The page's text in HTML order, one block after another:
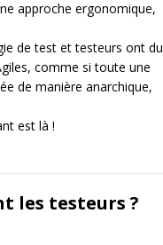
approche ergonomique,
de test et testeurs ont du
comme si toute une
de manière anarchique,
est là !
les testeurs ?